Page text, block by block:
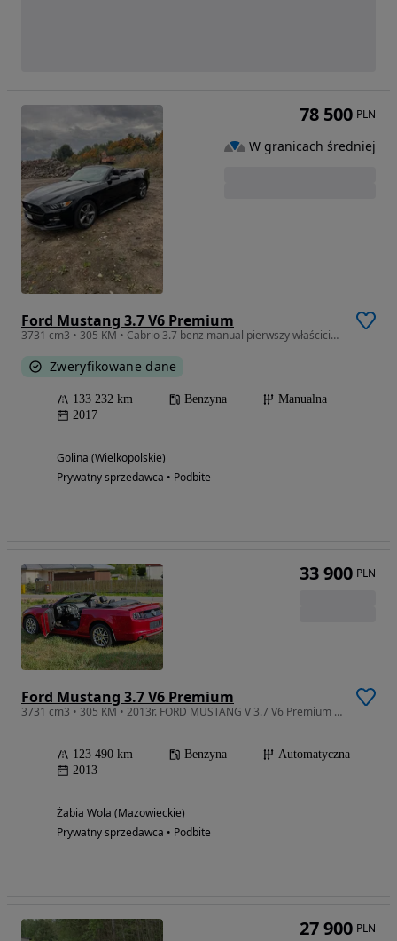
Ford Mustang 3.7 V6 Premium
3731 cm3 • 305 KM • Cabrio 3.7 benz manual pierwszy właściciel w PL
Zweryfikowane dane
133 232 km Benzyna
Manualna
2017
Golina (Wielkopolskie)
Prywatny sprzedawca • Podbite
78 500 PLN
W granicach średniej
Ford Mustang 3.7 V6 Premium
3731 cm3 • 305 KM • 2013r. FORD MUSTANG V 3.7 V6 Premium Kabrio Cabrio NA MIEJSCU SPRAWNY
123 490 km Benzyna
Automatyczna
2013
Żabia Wola (Mazowieckie)
Prywatny sprzedawca • Podbite
33 900 PLN
27 900 PLN